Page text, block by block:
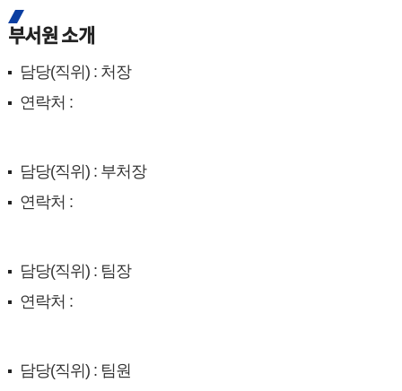
부서원 소개
담당(직위) : 처장
연락처 :
담당(직위) : 부처장
연락처 :
담당(직위) : 팀장
연락처 :
담당(직위) : 팀원